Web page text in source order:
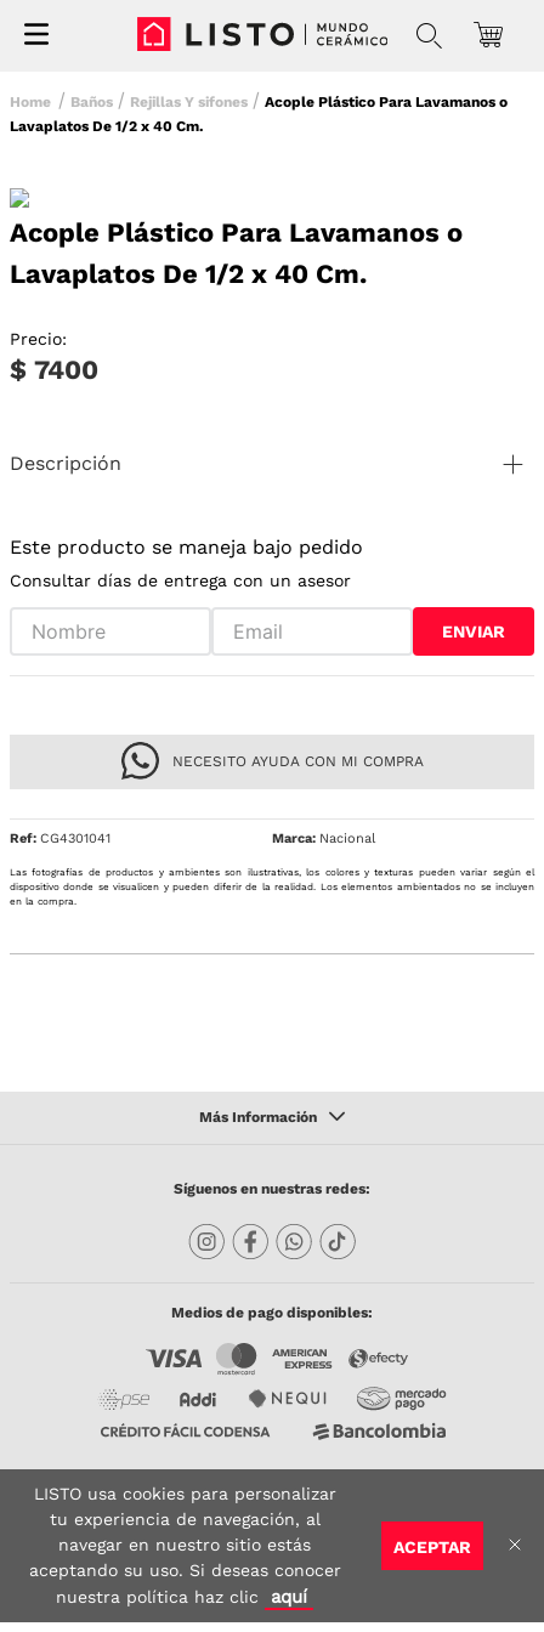
Baños Rejillas Y sifones
Acople Plástico Para Lavamanos o
Lavaplatos De 1/2 x 40 Cm.
Acople Plástico Para Lavamanos o
Lavaplatos De 1/2 x 40 Cm.
Precio:
$ 7400
Descripción
Este producto se maneja bajo pedido
Consultar días de entrega con un asesor
ENVIAR
NECESITO AYUDA CON MI COMPRA
Ref: CG4301041 Nacional
Las fotografías de productos y ambientes son ilustrativas, los colores y texturas pueden variar según el
dispositivo donde se visualicen y pueden diferir de la realidad. Los elementos ambientados no se incluyen
en la compra.
Síguenos en nuestras redes:
Medios de pago disponibles:
Copyright © 2023 TODACO S.A.S. Listo Mundo Cerámico. All Rights Reserved. Powered
by
Sitio seguro: Vigilado por: Certificado:
ACEPTAR
LISTO usa cookies para personalizar
tu experiencia de navegación, al
navegar en nuestro sitio estás
aceptando su uso. Si deseas conocer
nuestra política haz clic
aquí